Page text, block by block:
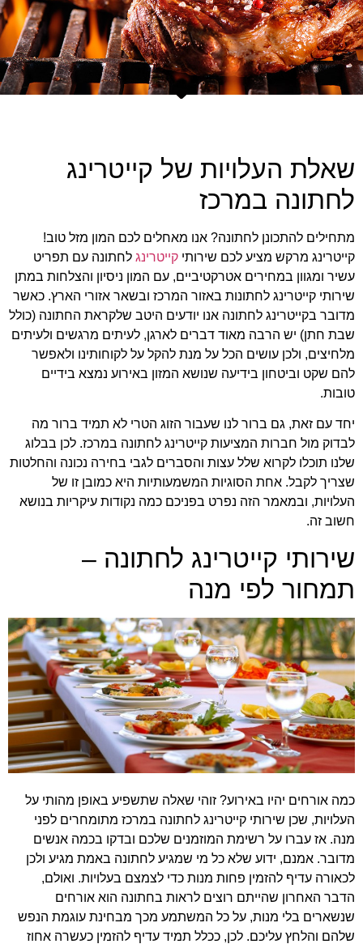
שאלת העלויות של קייטרינג
לחתונה במרכז
מתחילים להתכונן לחתונה? אנו מאחלים לכם המון מזל טוב!
קייטרינג מרקש מציע לכם שירותי קייטרינג לחתונה עם תפריט
עשיר ומגוון במחירים אטרקטיביים, עם המון ניסיון והצלחות במתן
שירותי קייטרינג לחתונות באזור המרכז ובשאר אזורי הארץ. כאשר
מדובר בקייטרינג לחתונה אנו יודעים היטב שלקראת החתונה (כולל
שבת חתן) יש הרבה מאוד דברים לארגן, לעיתים מרגשים ולעיתים
מלחיצים, ולכן עושים הכל על מנת להקל על לקוחותינו ולאפשר
להם שקט וביטחון בידיעה שנושא המזון באירוע נמצא בידיים
טובות.
יחד עם זאת, גם ברור לנו שעבור הזוג הטרי לא תמיד ברור מה
לבדוק מול חברות המציעות קייטרינג לחתונה במרכז. לכן בבלוג
שלנו תוכלו לקרוא שלל עצות והסברים לגבי בחירה נכונה והחלטות
שצריך לקבל. אחת הסוגיות המשמעותיות היא כמובן זו של
העלויות, ובמאמר הזה נפרט בפניכם כמה נקודות עיקריות בנושא
חשוב זה.
שירותי קייטרינג לחתונה –
תמחור לפי מנה
כמה אורחים יהיו באירוע? זוהי שאלה שתשפיע באופן מהותי על
העלויות, שכן שירותי קייטרינג לחתונה במרכז מתומחרים לפני
מנה. אז עברו על רשימת המוזמנים שלכם ובדקו בכמה אנשים
מדובר. אמנם, ידוע שלא כל מי שמגיע לחתונה באמת מגיע ולכן
לכאורה עדיף להזמין פחות מנות כדי לצמצם בעלויות. ואולם,
הדבר האחרון שהייתם רוצים לראות בחתונה הוא אורחים
שנשארים בלי מנות, על כל המשתמע מכך מבחינת עוגמת הנפש
שלהם והלחץ עליכם. לכן, ככלל תמיד עדיף להזמין כעשרה אחוז